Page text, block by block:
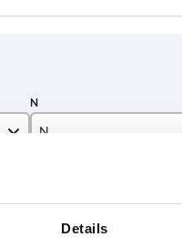
Details
N
10
TABELLE VERGRÖSSERN
täglich aktualisiert.